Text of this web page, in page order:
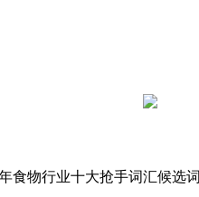
行业十大抢手词汇候选词